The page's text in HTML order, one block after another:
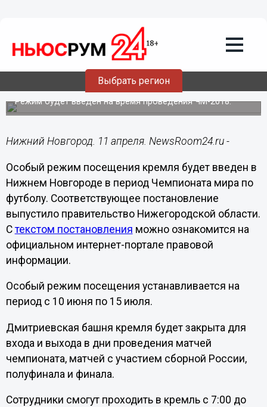
Выбрать регион
11.04.201811:16
Особый режим посещения кремля
введут в Нижнем Новгороде
Режим будет введен на время проведения ЧМ-2018.
Нижний Новгород. 11 апреля. NewsRoom24.ru -
Особый режим посещения кремля будет введен в
Нижнем Новгороде в период Чемпионата мира по
футболу. Соответствующее постановление
выпустило правительство Нижегородской области.
С текстом постановления можно ознакомится на
официальном интернет-портале правовой
информации.
Особый режим посещения устанавливается на
период с 10 июня по 15 июля.
Дмитриевская башня кремля будет закрыта для
входа и выхода в дни проведения матчей
чемпионата, матчей с участием сборной России,
полуфинала и финала.
Сотрудники смогут проходить в кремль с 7:00 до